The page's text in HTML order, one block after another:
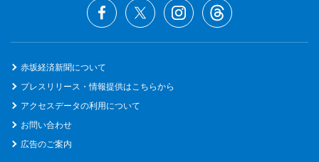
赤坂経済新聞について
プレスリリース・情報提供はこちらから
アクセスデータの利用について
お問い合わせ
広告のご案内